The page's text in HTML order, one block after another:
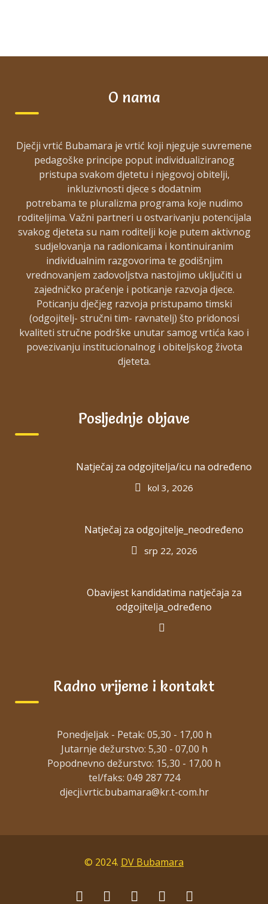
U GORNJOJ
STUBICI
Pretraga
Pretraga
NAŠE ZNAČAJKE
Prekrasnom mjestu
Prirodnom učenju
ZADNJE OBJAVE
srp 22, 2026
Obavijest kandidatima natječaja za
O nama
Dječji vrtić Bubamara je vrtić koji njeguje suvremene
pedagoške principe poput individualiziranog
pristupa svakom djetetu i njegovoj obitelji,
inkluzivnosti djece s dodatnim
potrebama te pluralizma programa koje nudimo
roditeljima. Važni partneri u ostvarivanju potencijala
svakog djeteta su nam roditelji koje putem aktivnog
sudjelovanja na radionicama i kontinuiranim
individualnim razgovorima te godišnjim
vrednovanjem zadovoljstva nastojimo uključiti u
zajedničko praćenje i poticanje razvoja djece.
Poticanju dječjeg razvoja pristupamo timski
(odgojitelj- stručni tim- ravnatelj) što pridonosi
kvaliteti stručne podrške unutar samog vrtića kao i
povezivanju institucionalnog i obiteljskog života
djeteta.
Posljednje objave
Natječaj za odgojitelja/icu na određeno
kol 3, 2026
Natječaj za odgojitelje_neodređeno
srp 22, 2026
Obavijest kandidatima natječaja za
odgojitelja_određeno
Radno vrijeme i kontakt
Ponedjeljak - Petak: 05,30 - 17,00 h
Jutarnje dežurstvo: 5,30 - 07,00 h
Popodnevno dežurstvo: 15,30 - 17,00 h
tel/faks: 049 287 724
djecji.vrtic.bubamara@kr.t-com.hr
© 2024. DV Bubamara